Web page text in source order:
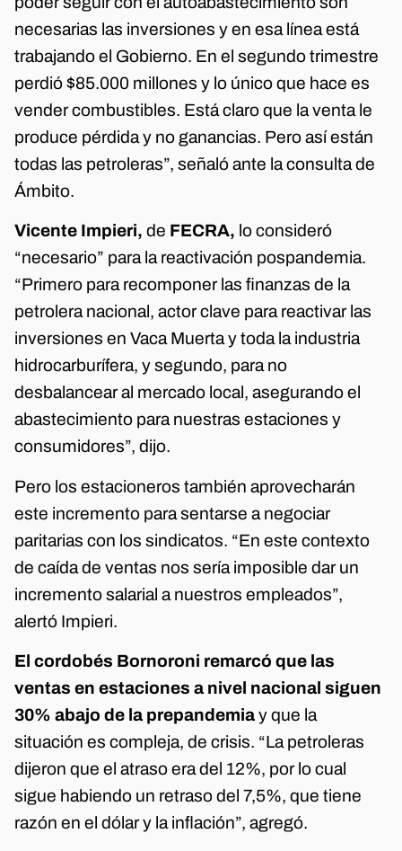
necesarias las inversiones y en esa línea está
trabajando el Gobierno. En el segundo trimestre
perdió $85.000 millones y lo único que hace es
vender combustibles. Está claro que la venta le
produce pérdida y no ganancias. Pero así están
todas las petroleras”, señaló ante la consulta de
Ámbito.
Vicente Impieri, de FECRA, lo consideró
“necesario” para la reactivación pospandemia.
“Primero para recomponer las finanzas de la
petrolera nacional, actor clave para reactivar las
inversiones en Vaca Muerta y toda la industria
hidrocarburífera, y segundo, para no
desbalancear al mercado local, asegurando el
abastecimiento para nuestras estaciones y
consumidores”, dijo.
Pero los estacioneros también aprovecharán
este incremento para sentarse a negociar
paritarias con los sindicatos. “En este contexto
de caída de ventas nos sería imposible dar un
incremento salarial a nuestros empleados”,
alertó Impieri.
El cordobés Bornoroni remarcó que las
ventas en estaciones a nivel nacional siguen
30% abajo de la prepandemiay que la
situación es compleja, de crisis. “La petroleras
dijeron que el atraso era del 12%, por lo cual
sigue habiendo un retraso del 7,5%, que tiene
razón en el dólar y la inflación”, agregó.